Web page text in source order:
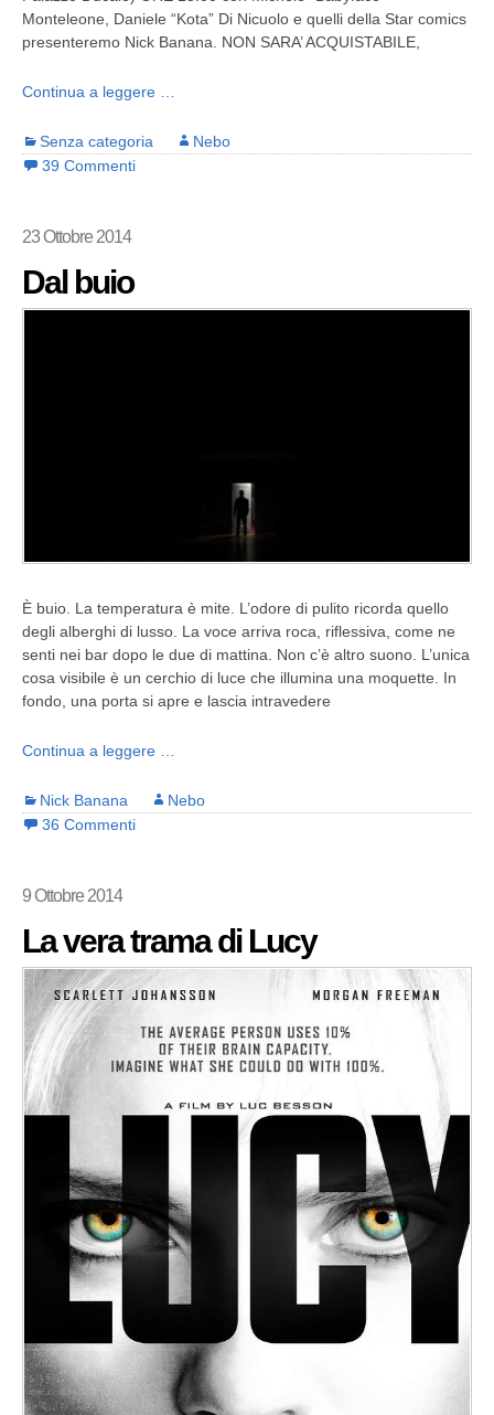
Monteleone, Daniele “Kota” Di Nicuolo e quelli della Star comics
presenteremo Nick Banana. NON SARA’ ACQUISTABILE,
Continua a leggere …
Senza categoria
Nebo
39 Commenti
23 Ottobre 2014
Dal buio
È buio. La temperatura è mite. L’odore di pulito ricorda quello
degli alberghi di lusso. La voce arriva roca, riflessiva, come ne
senti nei bar dopo le due di mattina. Non c’è altro suono. L’unica
cosa visibile è un cerchio di luce che illumina una moquette. In
fondo, una porta si apre e lascia intravedere
Continua a leggere …
Nick Banana
Nebo
36 Commenti
9 Ottobre 2014
La vera trama di Lucy